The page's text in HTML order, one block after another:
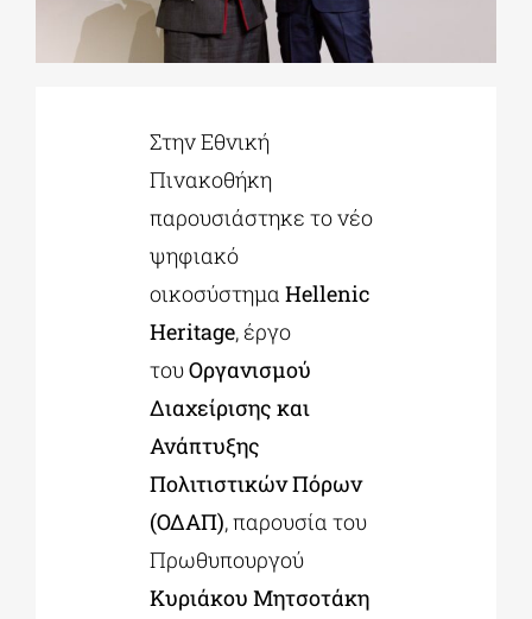
ΕΚΠΑΙΔΕΥΤΙΚΑ ΙΔΡΥΜΑΤΑ
ΠΟΛΙΤΙΣΤΙΚΟΙ ΦΟΡΕΙΣ
Στην Εθνική
Πινακοθήκη
παρουσιάστηκε το νέο
ψηφιακό
οικοσύστημα Hellenic
Heritage, έργο
τουΟργανισμού
Διαχείρισης και
Ανάπτυξης
Πολιτιστικών Πόρων
(ΟΔΑΠ), παρουσία του
Πρωθυπουργού
Κυριάκου Μητσοτάκη